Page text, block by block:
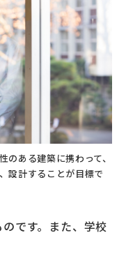
のある建築に携わって、
設計することが目標で
です。また、学校